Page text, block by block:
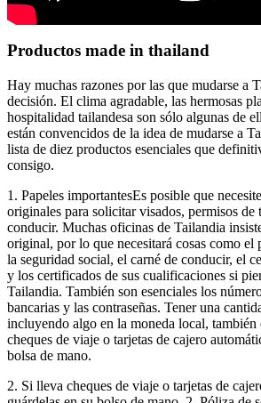
Productos made in thailand
Hay muchas razones por las que mudarse a
decisión. El clima agradable, las hermosas
hospitalidad tailandesa son sólo algunas de
están convencidos de la idea de mudarse a
lista de diez productos esenciales que
consigo.
1. Papeles importantesEs posible que
originales para solicitar visados, permisos de
conducir. Muchas oficinas de Tailandia
original, por lo que necesitará cosas como el
la seguridad social, el carné de conducir, el
y los certificados de sus cualificaciones si
Tailandia. También son esenciales los
bancarias y las contraseñas. Tener una
incluyendo algo en la moneda local, también
cheques de viaje o tarjetas de cajero
bolsa de mano.
2. Si lleva cheques de viaje o tarjetas de